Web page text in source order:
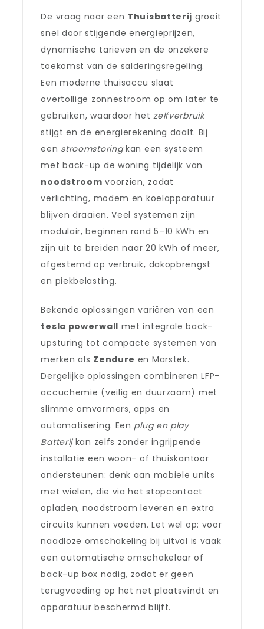
De vraag naar een Thuisbatterij groeit
snel door stijgende energieprijzen,
dynamische tarieven en de onzekere
toekomst van de salderingsregeling.
Een moderne thuisaccu slaat
overtollige zonnestroom op om later te
gebruiken, waardoor hetzelfverbruik
stijgt en de energierekening daalt. Bij
een stroomstoringkan een systeem
met back-up de woning tijdelijk van
noodstroom voorzien, zodat
verlichting, modem en koelapparatuur
blijven draaien. Veel systemen zijn
modulair, beginnen rond 5–10 kWh en
zijn uit te breiden naar 20 kWh of meer,
afgestemd op verbruik, dakopbrengst
en piekbelasting.
Bekende oplossingen variëren van een
tesla powerwall met integrale back-
upsturing tot compacte systemen van
merken als Zendure en Marstek.
Dergelijke oplossingen combineren LFP-
accuchemie (veilig en duurzaam) met
slimme omvormers, apps en
automatisering. Een plug en play
Batterijkan zelfs zonder ingrijpende
installatie een woon- of thuiskantoor
ondersteunen: denk aan mobiele units
met wielen, die via het stopcontact
opladen, noodstroom leveren en extra
circuits kunnen voeden. Let wel op: voor
naadloze omschakeling bij uitval is vaak
een automatische omschakelaar of
back-up box nodig, zodat er geen
terugvoeding op het net plaatsvindt en
apparatuur beschermd blijft.